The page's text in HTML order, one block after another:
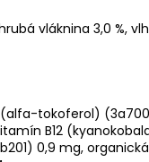
vláknina 3,0 %,
tokoferol)
B12
0,9 mg,